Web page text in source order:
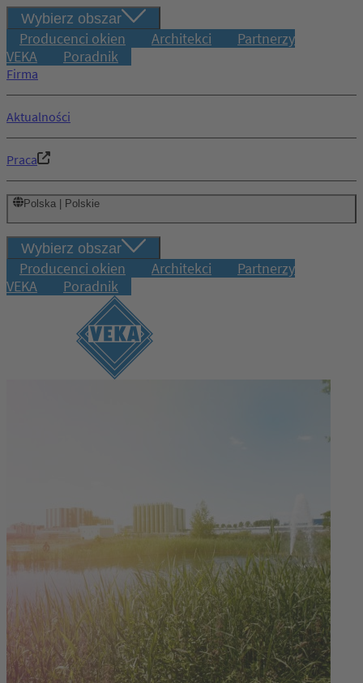
Wybierz obszar
Producenci okien Architekci
Partnerzy
VEKA
Poradnik
Firma
Aktualności
Praca
Polska | Polskie
Wybierz obszar
Producenci okien Architekci
Partnerzy
VEKA
Poradnik